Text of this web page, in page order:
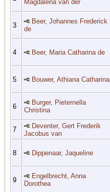
Magdalena van der
3
Beer, Johannes Frederick
de
4 Beer, Maria Catharina de
5 Bouwer, Athiana Catharina
6
Burger, Pieternella
Christina
7
Deventer, Gert Frederik
Jacobus van
8 Dippenaar, Jaqueline
9
Engelbrecht, Anna
Dorothea